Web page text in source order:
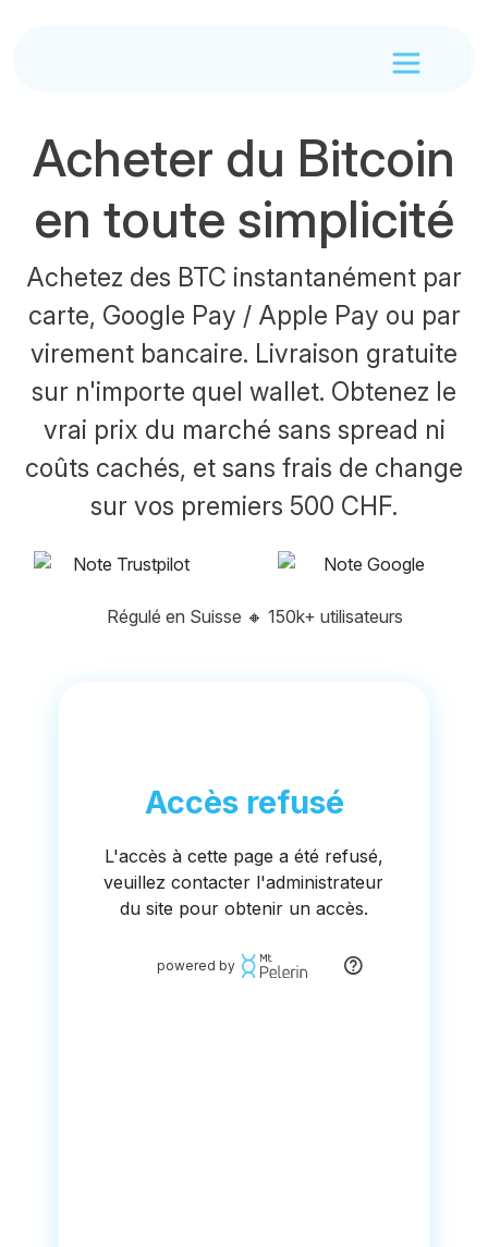
Acheter du Bitcoin
en toute simplicité
Achetez des BTC instantanément par
carte, Google Pay / Apple Pay ou par
virement bancaire. Livraison gratuite
sur n'importe quel wallet. Obtenez le
vrai prix du marché sans spread ni
coûts cachés, et sans frais de change
sur vos premiers 500 CHF.
Régulé en Suisse 🔸 150k+ utilisateurs